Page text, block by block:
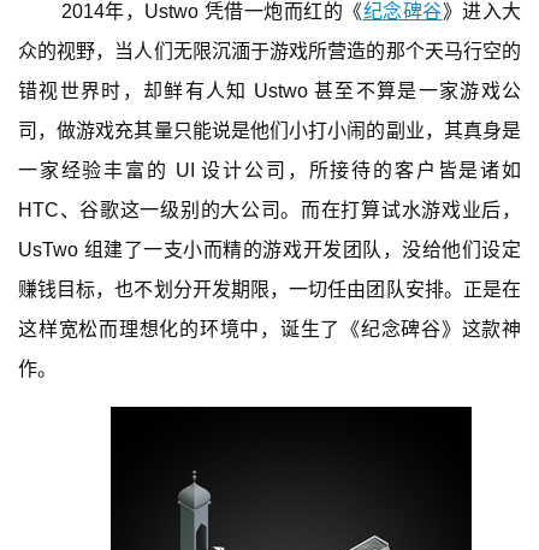
2014年，Ustwo 凭借一炮而红的《纪念碑谷》进入大
众的视野，当人们无限沉湎于游戏所营造的那个天马行空的
错视世界时，却鲜有人知 Ustwo 甚至不算是一家游戏公
司，做游戏充其量只能说是他们小打小闹的副业，其真身是
一家经验丰富的 UI 设计公司，所接待的客户皆是诸如
HTC、谷歌这一级别的大公司。而在打算试水游戏业后，
UsTwo 组建了一支小而精的游戏开发团队，没给他们设定
赚钱目标，也不划分开发期限，一切任由团队安排。正是在
这样宽松而理想化的环境中，诞生了《纪念碑谷》这款神
作。